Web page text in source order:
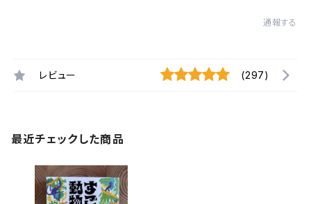
通報する
レビュー (297)
最近チェックした商品